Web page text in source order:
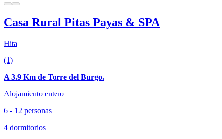
Casa Rural Pitas Payas & SPA
Hita
(1)
A 3.9 Km de Torre del Burgo.
Alojamiento entero
6 - 12 personas
4 dormitorios